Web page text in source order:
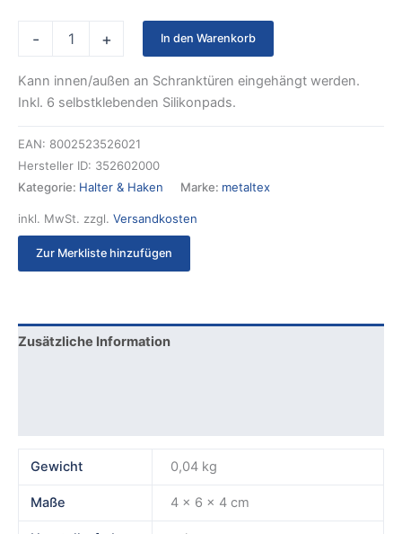
- + In den Warenkorb
Kann innen/außen an Schranktüren eingehängt werden.
Inkl. 6 selbstklebenden Silikonpads.
EAN: 8002523526021
Hersteller ID: 352602000
Kategorie: Halter & Haken Marke: metaltex
inkl. MwSt. zzgl. Versandkosten
Zur Merkliste hinzufügen
Zusätzliche Information
Gewicht 0,04 kg
Maße 4 × 6 × 4 cm